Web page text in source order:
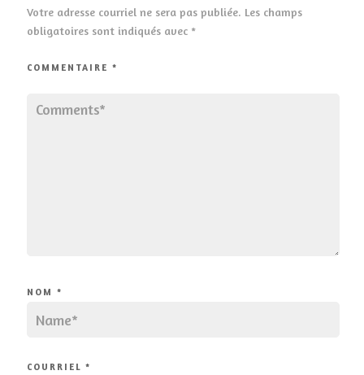
Votre adresse courriel ne sera pas publiée. Les champs
obligatoires sont indiqués avec *
COMMENTAIRE *
NOM *
COURRIEL *